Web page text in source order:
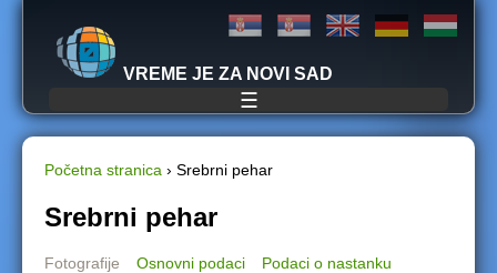
Jump to navigation
VREME JE ZA NOVI SAD
☰
Y
o
Početna stranica › Srebrni pehar
Srebrni pehar
Fotografije Osnovni podaci
Podaci o nastanku